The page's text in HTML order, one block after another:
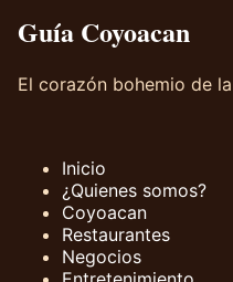
Guía Coyoacan
El corazón bohemio de
Inicio
¿Quienes somos?
Coyoacan
Restaurantes
Negocios